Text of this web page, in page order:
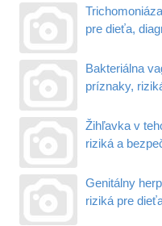
pre dieťa,
Bakteriálna
príznaky,
Žihľavka v
riziká a
Genitálny
riziká pre